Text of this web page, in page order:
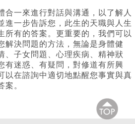
合一來進行對話與溝通，以了解人
進一步告訴您，此生的天職與人生
所有的答案。更重要的，我們可以
解決問題的方法，無論是身體健
、子女問題、心理疾病、精神狀
迷惑、有疑問，對修道有所興
以在諮詢中適切地點醒您事實與真
案。